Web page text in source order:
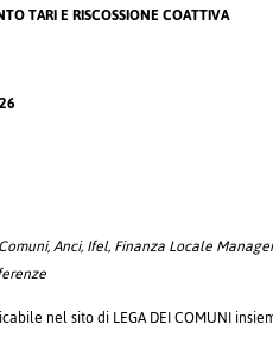
TARI E RISCOSSIONE COATTIVA
Anci, Ifel, Finanza Locale
nel sito di LEGA DEI COMUNI